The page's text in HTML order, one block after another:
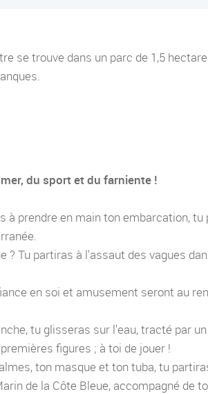
se trouve dans un parc de 1,5
du sport et du farniente !
à prendre en main ton embarcation,
? Tu partiras à l'assaut des vagues
en soi et amusement seront au
tu glisseras sur l'eau, tracté par
figures ; à toi de jouer !
ton masque et ton tuba, tu
de la Côte Bleue, accompagné de